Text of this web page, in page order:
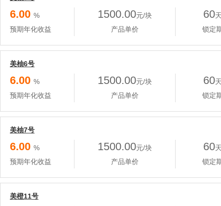
6.00 %
预期年化收益
1500.00元/块
产品单价
60
锁定
美柚6号
6.00 %
预期年化收益
1500.00元/块
产品单价
60
锁定
美柚7号
6.00 %
预期年化收益
1500.00元/块
产品单价
60
锁定
美橙11号